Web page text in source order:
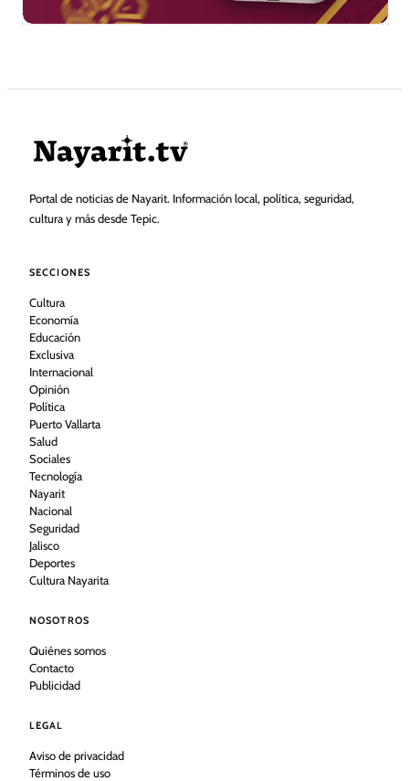
Portal de noticias de Nayarit. Información local, política, seguridad,
cultura y más desde Tepic.
SECCIONES
Cultura
Economía
Educación
Exclusiva
Internacional
Opinión
Política
Puerto Vallarta
Salud
Sociales
Tecnología
Nayarit
Nacional
Seguridad
Jalisco
Deportes
Cultura Nayarita
NOSOTROS
Quiénes somos
Contacto
Publicidad
LEGAL
Aviso de privacidad
Términos de uso